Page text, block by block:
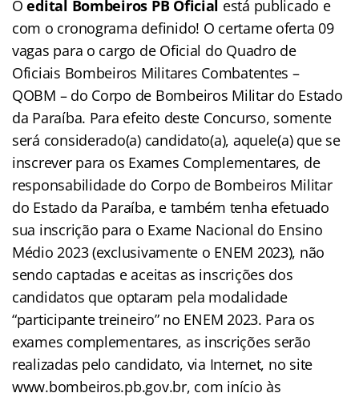
Oedital Bombeiros PB Oficial está publicado e
com o cronograma definido! O certame oferta 09
vagas para o cargo de Oficial do Quadro de
Oficiais Bombeiros Militares Combatentes –
QOBM – do Corpo de Bombeiros Militar do Estado
da Paraíba. Para efeito deste Concurso, somente
será considerado(a) candidato(a), aquele(a) que se
inscrever para os Exames Complementares, de
responsabilidade do Corpo de Bombeiros Militar
do Estado da Paraíba, e também tenha efetuado
sua inscrição para o Exame Nacional do Ensino
Médio 2023 (exclusivamente o ENEM 2023), não
sendo captadas e aceitas as inscrições dos
candidatos que optaram pela modalidade
“participante treineiro” no ENEM 2023. Para os
exames complementares, as inscrições serão
realizadas pelo candidato, via Internet, no site
www.bombeiros.pb.gov.br, com início às